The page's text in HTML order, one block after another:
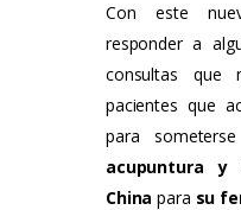
Con este
responder a
consultas que
pacientes que
para
acupuntura y
China para su